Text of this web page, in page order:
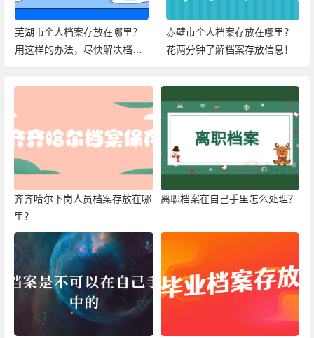
芜湖市个人档案存放在哪里？
用这样的办法，尽快解决档案
赤壁市个人档案存放在哪里？
花两分钟了解档案存放信息！
齐齐哈尔下岗人员档案存放在哪
里？
离职档案在自己手里怎么处理？